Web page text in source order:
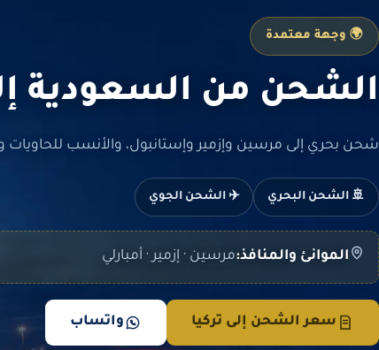
🌍 وجهة معتمدة
الشحن من السعودية
شحن بحري إلى مرسين وإزمير وإستانبول، والأنسب للحاويات
🚢 الشحن البحري ✈️ الشحن الجوي
الموانئ والمنافذ:مرسين · إزمير · أمبارلي
سعر الشحن إلى تركيا واتساب